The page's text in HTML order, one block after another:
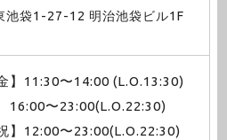
池袋1-27-12 明治池袋ビル1F
】11:30〜14:00 (L.O.13:30)
〜23:00(L.O.22:30)
】12:00〜23:00(L.O.22:30)